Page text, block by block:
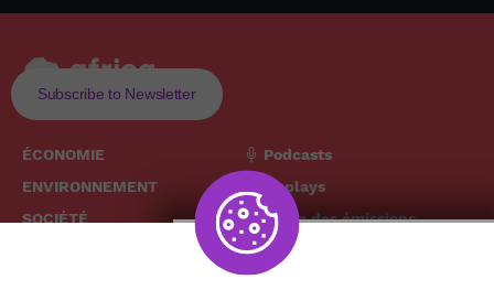
Subscribe to Newsletter
ÉCONOMIE
ENVIRONNEMENT
SOCIÉTÉ
Podcasts
Replays
Grille des émissions